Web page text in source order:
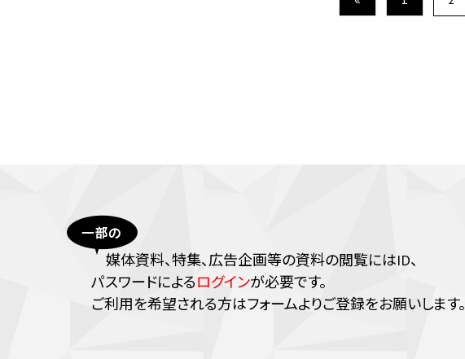
媒体資料、特集、広告企画等の資料の閲覧にはID、
パスワードによるログインが必要です。
ご利⽤を希望される⽅はフォームよりご登録をお願いします。